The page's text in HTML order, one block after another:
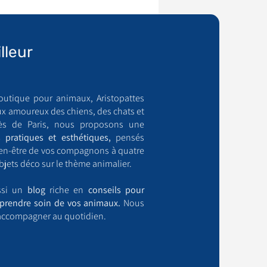
pour animaux, Aristopattes
amoureux des chiens, des chats et
de Paris, nous proposons une
et esthétiques, pensés
être de vos compagnons à quatre
déco sur le thème animalier.
un blogriche en conseils pour
soin de vos animaux. Nous
au quotidien.